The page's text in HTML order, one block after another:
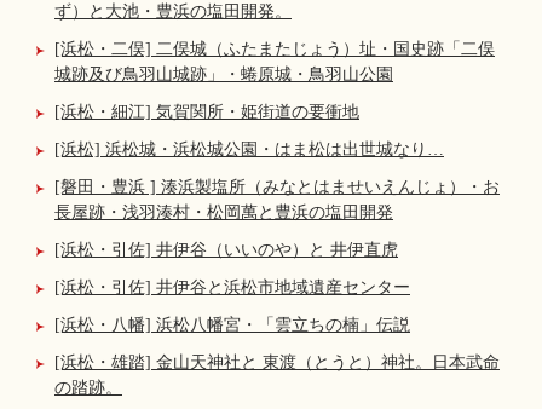
ず）と大池・豊浜の塩田開発。
[浜松・二俣] 二俣城（ふたまたじょう）址・国史跡「二俣
城跡及び鳥羽山城跡」・蜷原城・鳥羽山公園
[浜松・細江] 気賀関所・姫街道の要衝地
[浜松] 浜松城・浜松城公園・はま松は出世城なり…
[磐田・豊浜 ] 湊浜製塩所（みなとはませいえんじょ）・お
長屋跡・浅羽湊村・松岡萬と豊浜の塩田開発
[浜松・引佐] 井伊谷（いいのや）と 井伊直虎
[浜松・引佐] 井伊谷と浜松市地域遺産センター
[浜松・八幡] 浜松八幡宮・「雲立ちの楠」伝説
[浜松・雄踏] 金山天神社と 東渡（とうと）神社。日本武命
の踏跡。